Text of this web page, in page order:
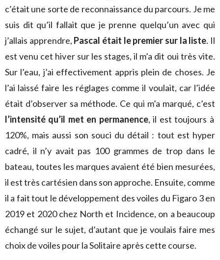
c’était une sorte de reconnaissance du parcours. Je me
suis dit qu’il fallait que je prenne quelqu’un avec qui
j’allais apprendre, Pascal était le premier sur la liste. Il
est venu cet hiver sur les stages, il m’a dit oui très vite.
Sur l’eau, j’ai effectivement appris plein de choses. Je
l’ai laissé faire les réglages comme il voulait, car l’idée
était d’observer sa méthode. Ce qui m’a marqué, c’est
l’intensité qu’il met en permanence, il est toujours à
120%, mais aussi son souci du détail : tout est hyper
cadré, il n’y avait pas 100 grammes de trop dans le
bateau, toutes les marques avaient été bien mesurées,
il est très cartésien dans son approche. Ensuite, comme
il a fait tout le développement des voiles du Figaro 3 en
2019 et 2020 chez North et Incidence, on a beaucoup
échangé sur le sujet, d’autant que je voulais faire mes
choix de voiles pour la Solitaire après cette course.